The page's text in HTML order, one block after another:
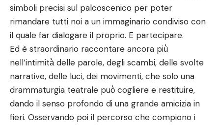
simboli precisi sul palcoscenico per poter
rimandare tutti noi a un immaginario condiviso con
il quale far dialogare il proprio. E partecipare.
Ed è straordinario raccontare ancora più̀
nell’intimità̀ delle parole, degli scambi, delle svolte
narrative, delle luci, dei movimenti, che solo una
drammaturgia teatrale può̀ cogliere e restituire,
dando il senso profondo di una grande amicizia in
fieri. Osservando poi il percorso che compiono i